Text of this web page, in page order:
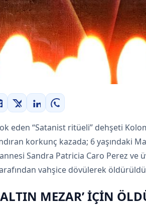
X LinkedInWhatsApp
eden “Satanist ritüeli” dehşeti
korkunç kazada; 6 yaşındaki
annesi Sandra Patricia Caro Perez ve
vahşice dövülerek
​​MEZAR’ İÇİN